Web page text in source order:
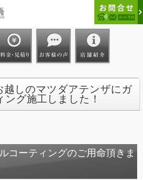
越しのマツダアテンザにガ
ング施工しました！
コーティングのご用命頂きま